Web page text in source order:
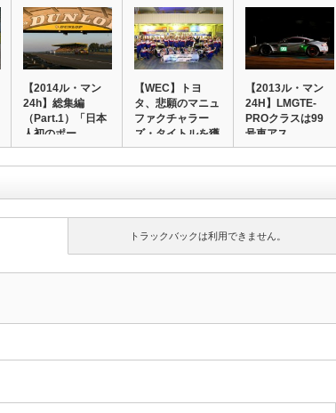
【2014ル・マン
24h】総集編
（Part.1）「日本
人初のポー…
【WEC】トヨ
タ、悲願のマニュ
ファクチャラー
ズ・タイトルを獲
得！…
【2013ル・マン
24H】LMGTE-
PROクラスは99
号車アス…
トラックバックは利用できません。